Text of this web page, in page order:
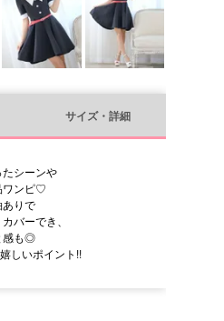
サイズ・詳細
シーンや
ワンピ♡
りで
バーでき、
感も◎
しいポイント!!